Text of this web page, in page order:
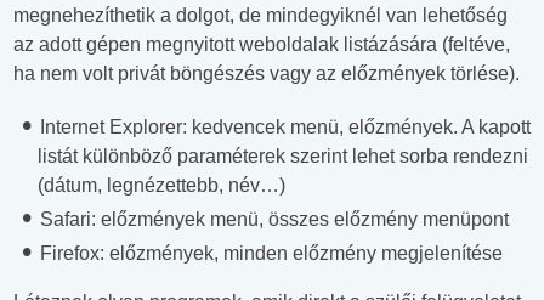
megnehezíthetik a dolgot, de mindegyiknél van lehetőség
az adott gépen megnyitott weboldalak listázására (feltéve,
ha nem volt privát böngészés vagy az előzmények törlése).
Internet Explorer: kedvencek menü, előzmények. A kapott
listát különböző paraméterek szerint lehet sorba rendezni
(dátum, legnézettebb, név…)
Safari: előzmények menü, összes előzmény menüpont
Firefox: előzmények, minden előzmény megjelenítése